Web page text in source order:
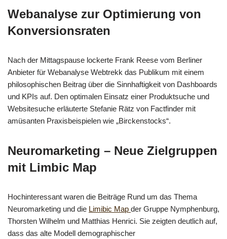
Webanalyse zur Optimierung von
Konversionsraten
Nach der Mittagspause lockerte Frank Reese vom Berliner
Anbieter für Webanalyse Webtrekk das Publikum mit einem
philosophischen Beitrag über die Sinnhaftigkeit von Dashboards
und KPIs auf. Den optimalen Einsatz einer Produktsuche und
Websitesuche erläuterte Stefanie Rätz von Factfinder mit
amüsanten Praxisbeispielen wie „Birckenstocks“.
Neuromarketing – Neue Zielgruppen
mit Limbic Map
Hochinteressant waren die Beiträge Rund um das Thema
Neuromarketing und die Limibic Map der Gruppe Nymphenburg,
Thorsten Wilhelm und Matthias Henrici. Sie zeigten deutlich auf,
dass das alte Modell demographischer